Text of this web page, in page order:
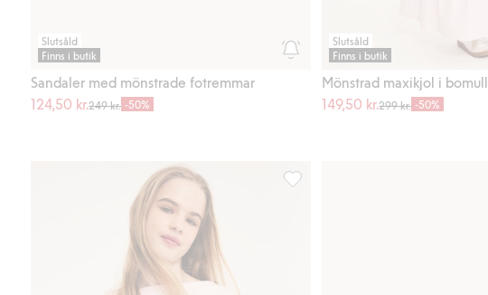
Slutsåld
Finns i butik
Sandaler med mönstrade fotremmar
124,50 kr.249 kr. -50%
Slutsåld
Finns i butik
Mönstrad maxikjol i bomull
149,50 kr.299 kr. -50%